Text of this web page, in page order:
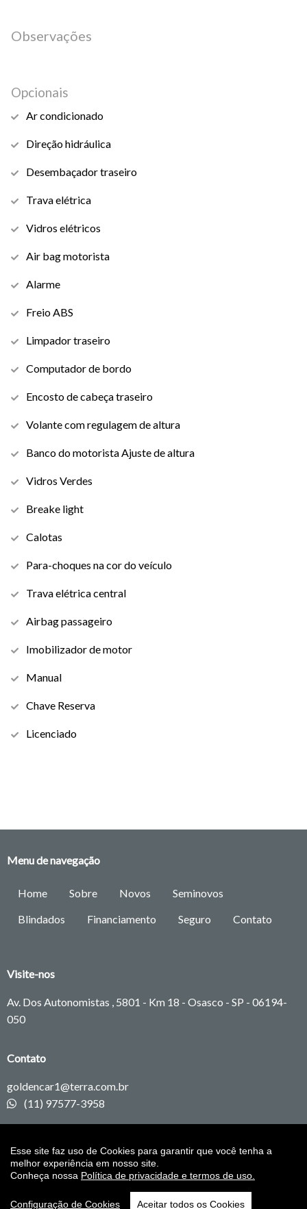
Observações
Opcionais
Ar condicionado
Direção hidráulica
Desembaçador traseiro
Trava elétrica
Vidros elétricos
Air bag motorista
Alarme
Freio ABS
Limpador traseiro
Computador de bordo
Encosto de cabeça traseiro
Volante com regulagem de altura
Banco do motorista Ajuste de altura
Vidros Verdes
Breake light
Calotas
Para-choques na cor do veículo
Trava elétrica central
Airbag passageiro
Imobilizador de motor
Manual
Chave Reserva
Licenciado
Menu de navegação
Home Sobre Novos Seminovos
Blindados Financiamento Seguro Contato
Visite-nos
Av. Dos Autonomistas , 5801 - Km 18 - Osasco - SP - 06194-
050
Contato
goldencar1@terra.com.br
(11) 97577-3958
Esse site faz uso de Cookies para garantir que você tenha a
melhor experiência em nosso site.
Conheça nossa Política de privacidade e termos de uso.
Configuração de Cookies Aceitar todos os Cookies